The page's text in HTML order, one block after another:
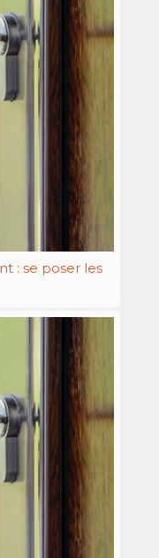
: se poser les